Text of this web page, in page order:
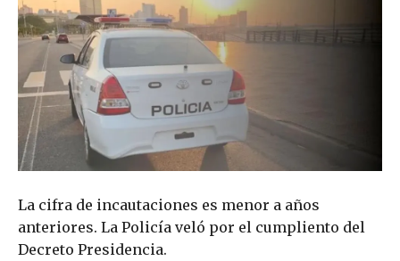
La cifra de incautaciones es menor a años
anteriores. La Policía veló por el cumpliento del
Decreto Presidencia.